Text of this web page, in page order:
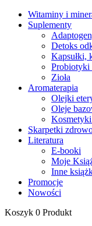
Witaminy i
Suplementy
Detoks
Kapsułki,
Probiotyki
Zioła
Aromaterapia
Olejki
Oleje
Kosmetyki
Skarpetki
Literatura
E-booki
Moje
Inne
Promocje
Nowości
Koszyk 0 Produkt